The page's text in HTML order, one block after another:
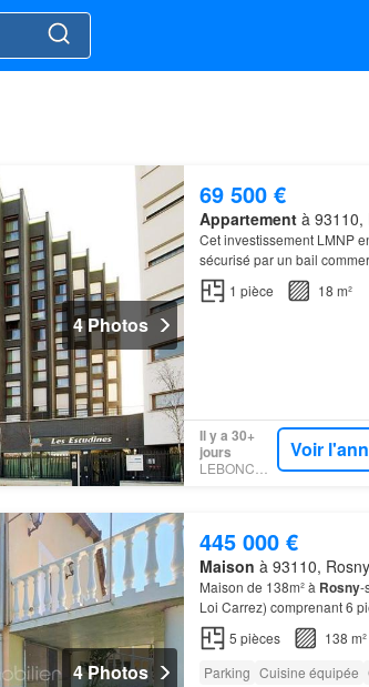
4 Photos
69 500 €
Appartementà 93110,
Cet investissement LMNP
sécurisé par un bail
344 appartements équipés et
1 pièce 18 m²
Il y a 30+
jours
LEBONCOIN
Voir
4 Photos
445 000 €
Maison à 93110,
Maison de 138m² à Rosny-
Loi Carrez) comprenant 6
5 pièces
138 m²
Parking Cuisine équipée